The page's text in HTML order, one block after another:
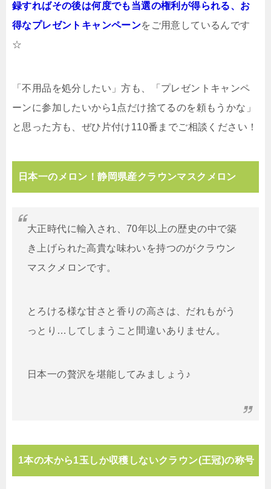
録すればその後は何度でも当選の権利が得られる、お
得なプレゼントキャンペーンをご用意しているんです
☆
「不用品を処分したい」方も、「プレゼントキャンペ
ーンに参加したいから1点だけ捨てるのを頼もうかな」
と思った方も、ぜひ片付け110番までご相談ください！
日本一のメロン！静岡県産クラウンマスクメロン
大正時代に輸入され、70年以上の歴史の中で築
き上げられた高貴な味わいを持つのがクラウン
マスクメロンです。
とろける様な甘さと香りの高さは、だれもがう
っとり…してしまうこと間違いありません。
日本一の贅沢を堪能してみましょう♪
1本の木から1玉しか収穫しないクラウン(王冠)の称号